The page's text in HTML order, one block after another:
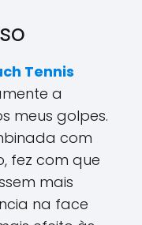
Tennis
a
meus golpes.
com
fez com que
mais
na face